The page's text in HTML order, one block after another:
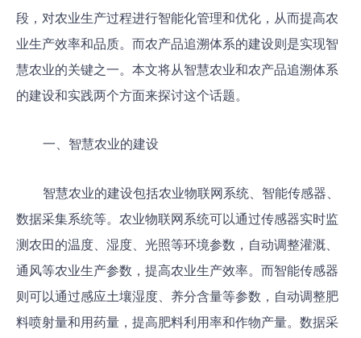
段，对农业生产过程进行智能化管理和优化，从而提高农
业生产效率和品质。而农产品追溯体系的建设则是实现智
慧农业的关键之一。本文将从智慧农业和农产品追溯体系
的建设和实践两个方面来探讨这个话题。
一、智慧农业的建设
智慧农业的建设包括农业物联网系统、智能传感器、
数据采集系统等。农业物联网系统可以通过传感器实时监
测农田的温度、湿度、光照等环境参数，自动调整灌溉、
通风等农业生产参数，提高农业生产效率。而智能传感器
则可以通过感应土壤湿度、养分含量等参数，自动调整肥
料喷射量和用药量，提高肥料利用率和作物产量。数据采